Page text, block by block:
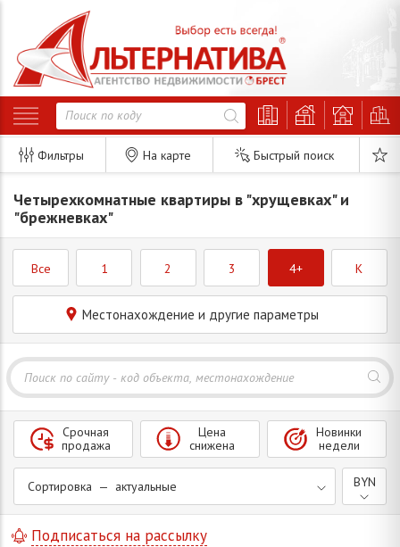
Фильтры На карте Быстрый поиск
Четырехкомнатные квартиры в "хрущевках" и
"брежневках"
Все 1 2 3 4+ K
Местонахождение и другие параметры
Сортировка — актуальные
Срочная
продажа
Цена
снижена
Новинки
недели
BYN
Подписаться на рассылку